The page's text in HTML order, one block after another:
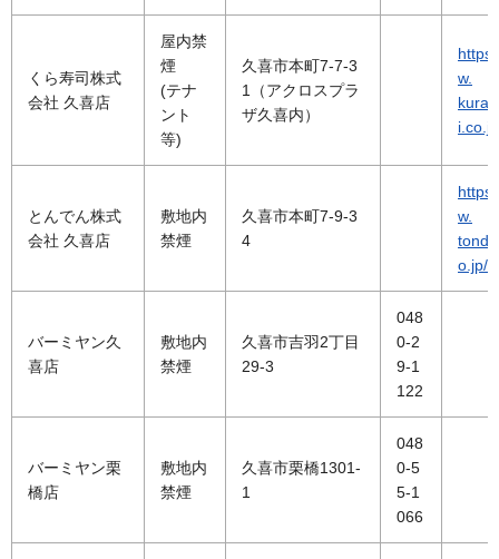
くら寿司株式
会社 久喜店
屋内禁
煙
(テナ
ント
等)
久喜市本町7-7-3
1（アクロスプラ
ザ久喜内）
w.
とんでん株式
会社 久喜店
敷地内
禁煙
久喜市本町7-9-3
4
w.
o.jp/
バーミヤン久
喜店
敷地内
禁煙
久喜市吉羽2丁目
29-3
048
0-2
9-1
122
バーミヤン栗
橋店
敷地内
禁煙
久喜市栗橋1301-
1
048
0-5
5-1
066